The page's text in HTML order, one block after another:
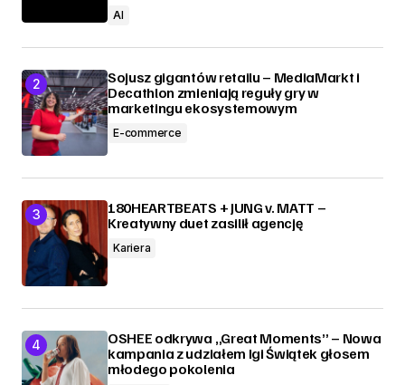
AI
Sojusz gigantów retailu – MediaMarkt i
Decathlon zmieniają reguły gry w
marketingu ekosystemowym
E-commerce
180HEARTBEATS + JUNG v. MATT –
Kreatywny duet zasilił agencję
Kariera
OSHEE odkrywa „Great Moments” – Nowa
kampania z udziałem Igi Świątek głosem
młodego pokolenia